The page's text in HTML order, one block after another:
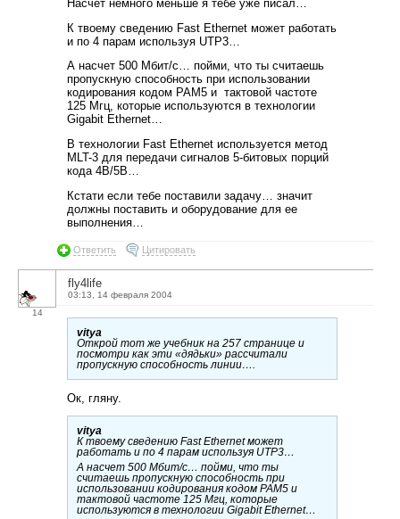
Насчет немного меньше я тебе уже писал…
К твоему сведению Fast Ethernet может работать
и по 4 парам используя UTP3…
А насчет 500 Мбит/с… пойми, что ты считаешь
пропускную способность при использовании
кодирования кодом PAM5 и тактовой частоте
125 Мгц, которые используются в технологии
Gigabit Ethernet…
В технологии Fast Ethernet используется метод
MLT-3 для передачи сигналов 5-битовых порций
кода 4B/5B…
Кстати если тебе поставили задачу… значит
должны поставить и оборудование для ее
выполнения…
Ответить Цитировать
14
fly4life
03:13, 14 февраля 2004
vitya
Открой тот же учебник на 257 странице и
посмотри как эти «дядьки» рассчитали
пропускную способность линии….
Ок, гляну.
vitya
К твоему сведению Fast Ethernet может
работать и по 4 парам используя UTP3…
А насчет 500 Мбит/с… пойми, что ты
считаешь пропускную способность при
использовании кодирования кодом PAM5 и
тактовой частоте 125 Мгц, которые
используются в технологии Gigabit Ethernet…